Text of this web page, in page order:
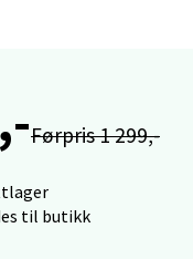
Førpris 1 299,-
til butikk
g